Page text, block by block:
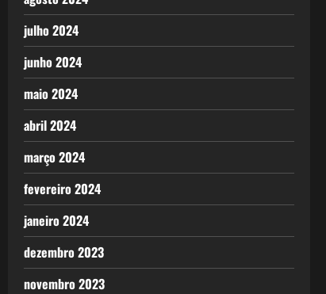
julho 2024
junho 2024
maio 2024
abril 2024
março 2024
fevereiro 2024
janeiro 2024
dezembro 2023
novembro 2023